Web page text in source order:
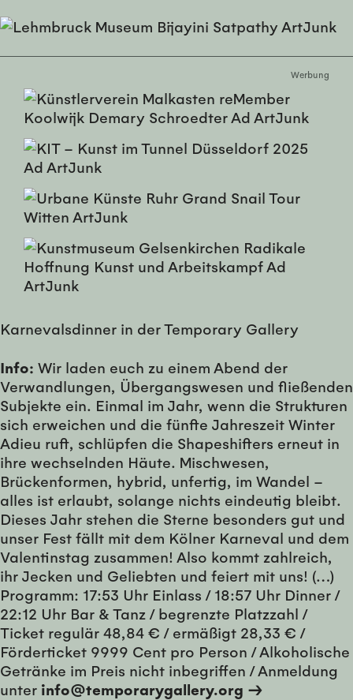
Werbung
Karnevalsdinner in der Temporary Gallery
Info: Wir laden euch zu einem Abend der
Verwandlungen, Übergangswesen und fließenden
Subjekte ein. Einmal im Jahr, wenn die Strukturen
sich erweichen und die fünfte Jahreszeit Winter
Adieu ruft, schlüpfen die Shapeshifters erneut in
ihre wechselnden Häute. Mischwesen,
Brückenformen, hybrid, unfertig, im Wandel –
alles ist erlaubt, solange nichts eindeutig bleibt.
Dieses Jahr stehen die Sterne besonders gut und
unser Fest fällt mit dem Kölner Karneval und dem
Valentinstag zusammen! Also kommt zahlreich,
ihr Jecken und Geliebten und feiert mit uns! (…)
Programm: 17:53 Uhr Einlass / 18:57 Uhr Dinner /
22:12 Uhr Bar & Tanz / begrenzte Platzzahl /
Ticket regulär 48,84 € / ermäßigt 28,33 € /
Förderticket 9999 Cent pro Person / Alkoholische
Getränke im Preis nicht inbegriffen / Anmeldung
unter info@temporarygallery.org →